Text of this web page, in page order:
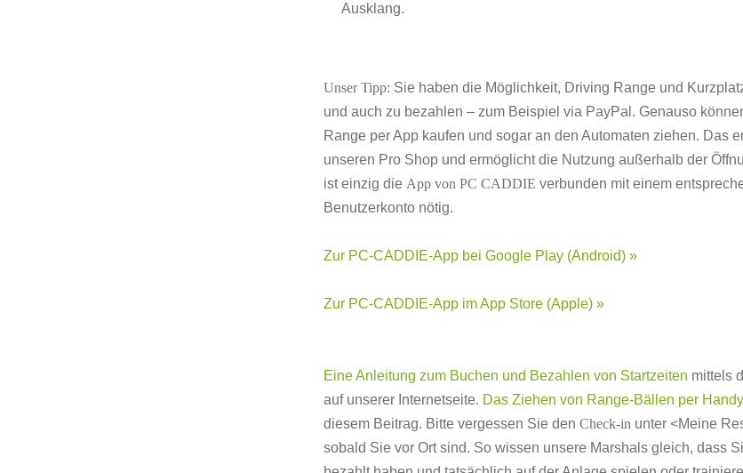
Ausklang.
Unser Tipp: Sie haben die Möglichkeit, Driving Range und
und auch zu bezahlen – zum Beispiel via PayPal. Genauso
Range per App kaufen und sogar an den Automaten ziehen. Das
unseren Pro Shop und ermöglicht die Nutzung außerhalb der
ist einzig die App von PC CADDIE verbunden mit einem
Benutzerkonto nötig.
Zur PC-CADDIE-App bei Google Play (Android) »
Zur PC-CADDIE-App im App Store (Apple) »
Eine Anleitung zum Buchen und Bezahlen von Startzeiten mittels
auf unserer Internetseite. Das Ziehen von Range-Bällen per
diesem Beitrag. Bitte vergessen Sie denCheck-in unter <Meine
sobald Sie vor Ort sind. So wissen unsere Marshals gleich, dass